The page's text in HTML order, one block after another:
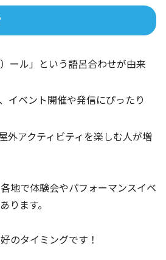
ール」という語呂合わせが由来
イベント開催や発信にぴったり
外アクティビティを楽しむ人が増
地で体験会やパフォーマンスイベ
ります。
のタイミングです！